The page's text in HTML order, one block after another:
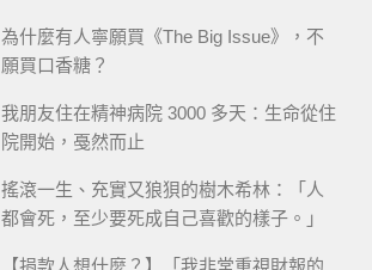
為什麼有人寧願買《The Big Issue》，不
願買口香糖？
我朋友住在精神病院 3000 多天：生命從住
院開始，戞然而止
搖滾一生、充實又狼狽的樹木希林：「人
都會死，至少要死成自己喜歡的樣子。」
【捐款人想什麼？】「我非常重視財報的